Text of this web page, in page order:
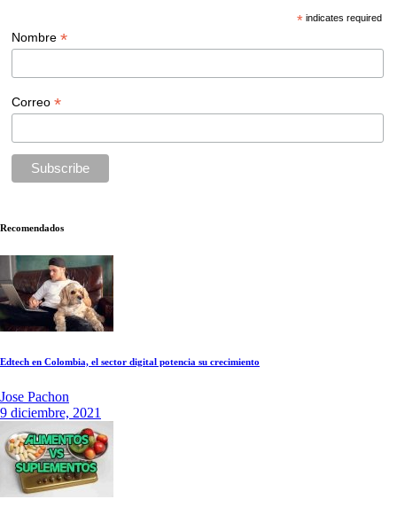
*indicates required
Nombre*
Correo*
Recomendados
Edtech en Colombia, el sector digital potencia su crecimiento
Jose Pachon
9 diciembre, 2021